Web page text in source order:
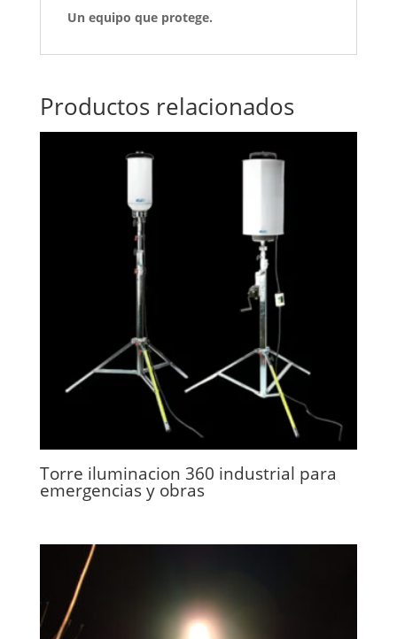
Un equipo que protege.
Productos relacionados
Torre iluminacion 360 industrial para
emergencias y obras